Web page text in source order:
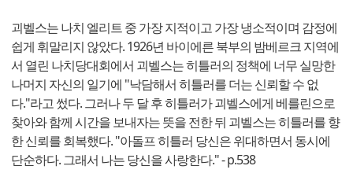
괴벨스는 나치 엘리트 중 가장 지적이고 가장 냉소적이며 감정에
쉽게 휘말리지 않았다. 1926년 바이에른 북부의 밤베르크 지역에
서 열린 나치당대회에서 괴벨스는 히틀러의 정책에 너무 실망한
나머지 자신의 일기에 "낙담해서 히틀러를 더는 신뢰할 수 없
다."라고 썼다. 그러나 두 달 후 히틀러가 괴벨스에게 베를린으로
찾아와 함께 시간을 보내자는 뜻을 전한 뒤 괴벨스는 히틀러를 향
한 신뢰를 회복했다. "아돌프 히틀러 당신은 위대하면서 동시에
단순하다. 그래서 나는 당신을 사랑한다." - p.538